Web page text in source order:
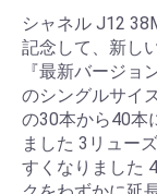
シャネル J12
記念して、新し
『最新バージョ
のシングルサイ
の30本から40本
ました 3リュー
すくなりました